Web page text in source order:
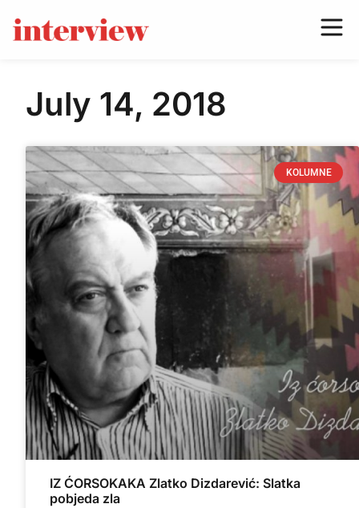
July 14, 2018
KOLUMNE
IZ ĆORSOKAKA Zlatko Dizdarević: Slatka
pobjeda zla